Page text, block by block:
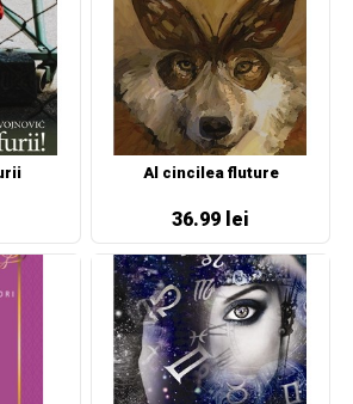
Al cincilea fluture
36.99 lei